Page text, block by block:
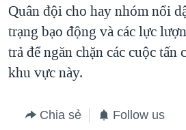
Quân đội cho hay nhóm nổi
trạng bạo động và các lực
trả để ngăn chặn các cuộc
khu vực này.
Chia sẻ Follow us